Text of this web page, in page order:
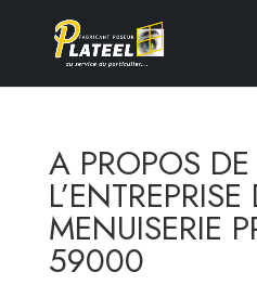
A PROPOS DE
L’ENTREPRISE
MENUISERIE
59000